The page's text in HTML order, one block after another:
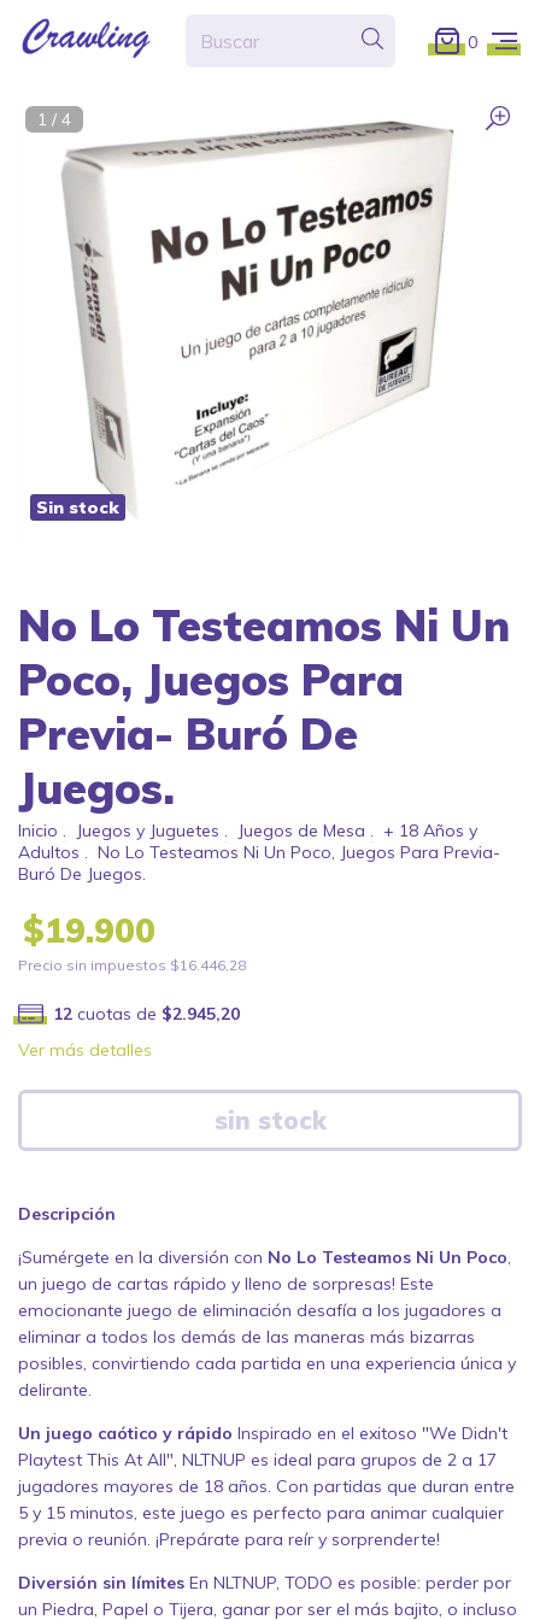
0
No Lo Testeamos Ni Un
Poco, Juegos Para
Previa- Buró De
Juegos.
Inicio Juegos y Juguetes Juegos de Mesa
+ 18 Años y
Adultos
No Lo Testeamos Ni Un Poco, Juegos Para Previa-
Buró De Juegos.
$19.900
Precio sin impuestos $16.446,28
12cuotas de $2.945,20
Ver más detalles
Descripción
¡Sumérgete en la diversión con No Lo Testeamos Ni Un Poco,
un juego de cartas rápido y lleno de sorpresas! Este
emocionante juego de eliminación desafía a los jugadores a
eliminar a todos los demás de las maneras más bizarras
posibles, convirtiendo cada partida en una experiencia única y
delirante.
Un juego caótico y rápido Inspirado en el exitoso "We Didn't
Playtest This At All", NLTNUP es ideal para grupos de 2 a 17
jugadores mayores de 18 años. Con partidas que duran entre
5 y 15 minutos, este juego es perfecto para animar cualquier
previa o reunión. ¡Prepárate para reír y sorprenderte!
Diversión sin límites En NLTNUP, TODO es posible: perder por
un Piedra, Papel o Tijera, ganar por ser el más bajito, o incluso
Sin stock
1 / 4